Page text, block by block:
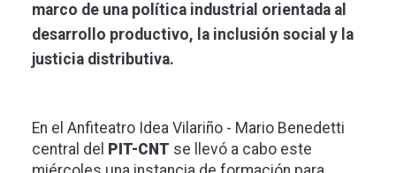
marco de una política industrial orientada al
desarrollo productivo, la inclusión social y la
justicia distributiva.
En el Anfiteatro Idea Vilariño - Mario Benedetti
central del
PIT-CNT se llevó a cabo este